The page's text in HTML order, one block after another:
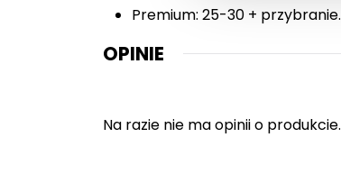
Premium: 25-30 + przybranie.
OPINIE
Na razie nie ma opinii o produkcie.